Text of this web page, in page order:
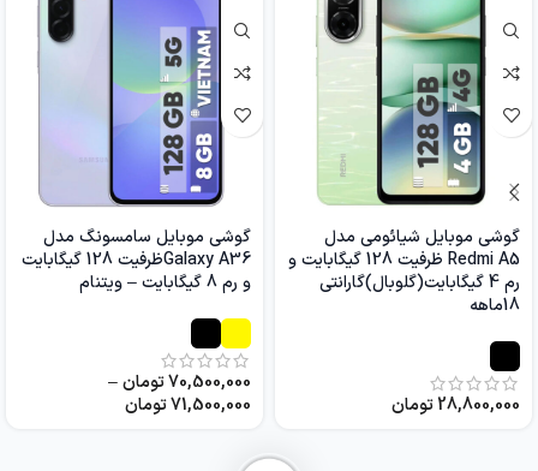
گوشی موبایل شیائومی مدل
Redmi A5 ظرفیت 128 گیگابایت و
رم 4 گیگابایت(گلوبال)گارانتی
18ماهه
28,800,000تومان
گوشی موبایل سامسونگ مدل
Galaxy A36ظرفیت 128 گیگابایت
و رم 8 گیگابایت – ویتنام
70,500,000تومان–
71,500,000تومان